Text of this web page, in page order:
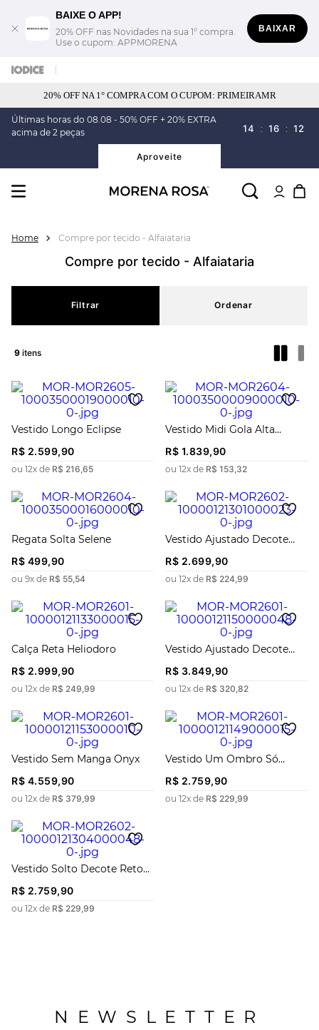
BAIXE O APP!
20% OFF nas Novidades na sua 1° compra.
Use o cupom: APPMORENA
BAIXAR
20% OFF NA 1° COMPRA COM O CUPOM: PRIMEIRAMR
Últimas horas do 08.08 - 50% OFF + 20% EXTRA
acima de 2 peças
14 : 16 : 12
Aproveite
Compre por tecido - Alfaiataria
Compre por tecido - Alfaiataria
Filtrar
9
Vestido Longo Eclipse
R$ 2.599,90
ou 12x de R$ 216,65
Vestido Midi Gola Alta
R$ 1.839,90
ou 12x de R$ 153,32
Regata Solta Selene
R$ 499,90
ou 9x de R$ 55,54
Vestido Ajustado Decote
R$ 2.699,90
ou 12x de R$ 224,99
Calça Reta Heliodoro
R$ 2.999,90
ou 12x de R$ 249,99
Vestido Ajustado Decote
R$ 3.849,90
ou 12x de R$ 320,82
Vestido Sem Manga Onyx
R$ 4.559,90
ou 12x de R$ 379,99
Vestido Um Ombro Só
R$ 2.759,90
ou 12x de R$ 229,99
Vestido Solto Decote Reto
R$ 2.759,90
ou 12x de R$ 229,99
NEWSLETTER